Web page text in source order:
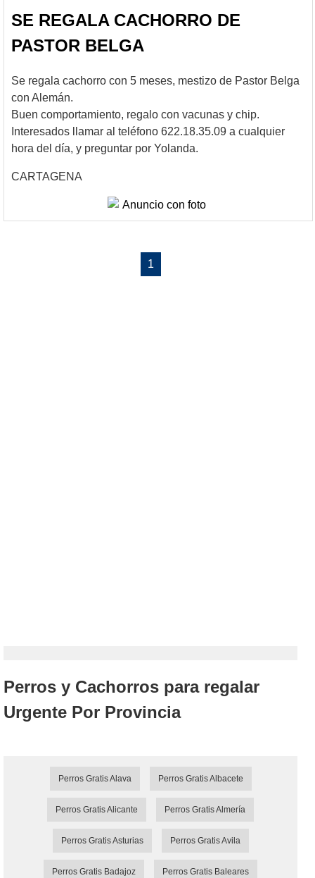
SE REGALA CACHORRO DE
PASTOR BELGA
Se regala cachorro con 5 meses, mestizo de Pastor Belga
con Alemán.
Buen comportamiento, regalo con vacunas y chip.
Interesados llamar al teléfono 622.18.35.09 a cualquier
hora del día, y preguntar por Yolanda.
CARTAGENA
1
Perros y Cachorros para regalar
Urgente Por Provincia
Perros Gratis Alava Perros Gratis Albacete
Perros Gratis Alicante Perros Gratis Almería
Perros Gratis Asturias Perros Gratis Avila
Perros Gratis Badajoz Perros Gratis Baleares